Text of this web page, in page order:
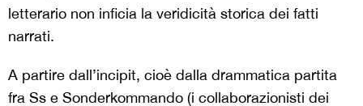
letterario non inficia la veridicità storica dei fatti
narrati.
A partire dall’incipit, cioè dalla drammatica partita
fra Ss e Sonderkommando (i collaborazionisti dei